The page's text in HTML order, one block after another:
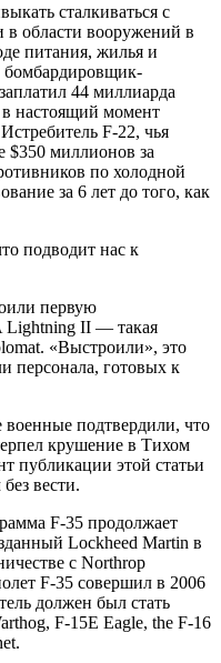
сталкиваться с
области вооружений в
питания, жилья и
бомбардировщик-
44 миллиарда
настоящий момент
F-22, чья
$350 миллионов за
по холодной
за 6 лет до того, как
подводит нас к
первую
Lightning II — такая
«Выстроили», это
персонала, готовых к
подтвердили, что
крушение в Тихом
публикации этой статьи
вести.
F-35 продолжает
Lockheed Martin в
с Northrop
F-35 совершил в 2006
должен был стать
F-15E Eagle, the F-16